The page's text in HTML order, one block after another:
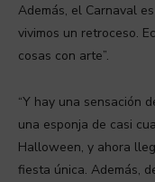
Además, el Carnaval
vivimos un retroceso.
cosas con arte”.
“Y hay una sensación
una esponja de casi
Halloween, y ahora
fiesta única. Además,